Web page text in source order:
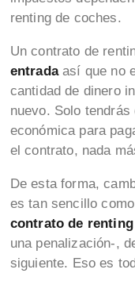
renting de coches.
Un contrato de
entradaasí que no
cantidad de dinero
nuevo. Solo
económica para
el contrato, nada
De esta forma,
es tan sencillo
contrato de renting
una penalización-,
siguiente. Eso es